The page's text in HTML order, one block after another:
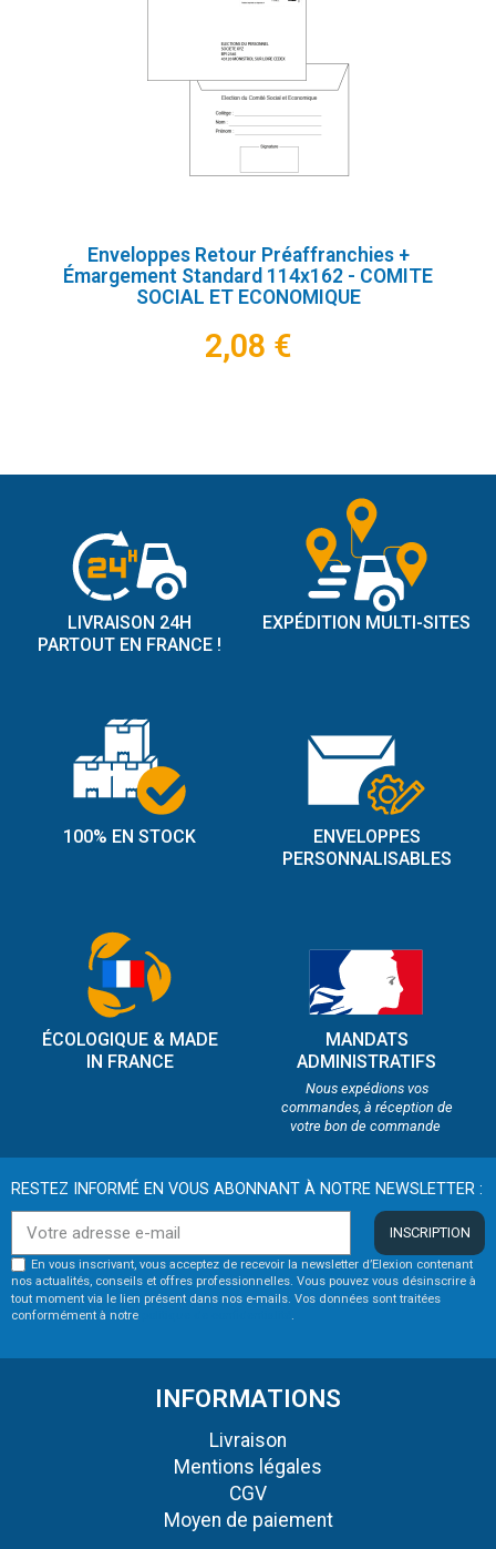
Enveloppes Retour Préaffranchies +
Émargement Standard 114x162 - COMITE
SOCIAL ET ECONOMIQUE
2,08 €
LIVRAISON 24H
PARTOUT EN FRANCE !
EXPÉDITION MULTI-SITES
100% EN STOCK
ENVELOPPES
PERSONNALISABLES
ÉCOLOGIQUE & MADE
IN FRANCE
MANDATS
ADMINISTRATIFS
Nous expédions vos
commandes, à réception de
votre bon de commande
RESTEZ INFORMÉ EN VOUS ABONNANT À NOTRE NEWSLETTER :
INSCRIPTION
En vous inscrivant, vous acceptez de recevoir la newsletter d’Elexion contenant
nos actualités, conseils et offres professionnelles. Vous pouvez vous désinscrire à
tout moment via le lien présent dans nos e-mails. Vos données sont traitées
conformément à notre
.
INFORMATIONS
Livraison
Mentions légales
CGV
Moyen de paiement